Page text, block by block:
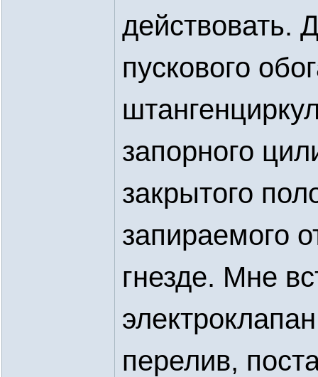
действовать.
пускового
запорного
закрытого
запираемого
гнезде. Мне
перелив,